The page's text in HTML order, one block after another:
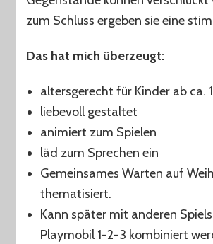
zum Schluss ergeben sie eine
Das hat mich überzeugt:
altersgerecht für Kinder ab ca.
liebevoll gestaltet
animiert zum Spielen
läd zum Sprechen ein
Gemeinsames Warten auf
thematisiert.
Kann später mit anderen
Playmobil 1-2-3 kombiniert